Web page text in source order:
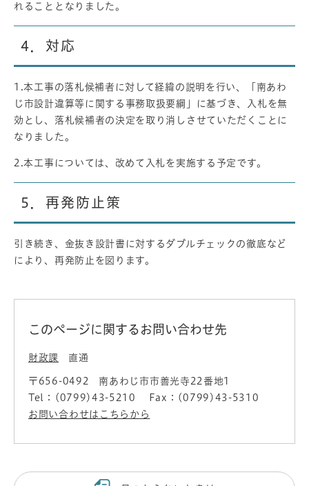
れることとなりました。
4．対応
1.本工事の落札候補者に対して経緯の説明を行い、「南あわ
じ市設計違算等に関する事務取扱要綱」に基づき、入札を無
効とし、落札候補者の決定を取り消しさせていただくことに
なりました。
2.本工事については、改めて入札を実施する予定です。
5．再発防止策
引き続き、金抜き設計書に対するダブルチェックの徹底など
により、再発防止を図ります。
このページに関するお問い合わせ先
財政課 直通
〒656-0492
南あわじ市市善光寺22番地1
Tel：(0799)43-5210
Fax：(0799)43-5310
お問い合わせはこちらから